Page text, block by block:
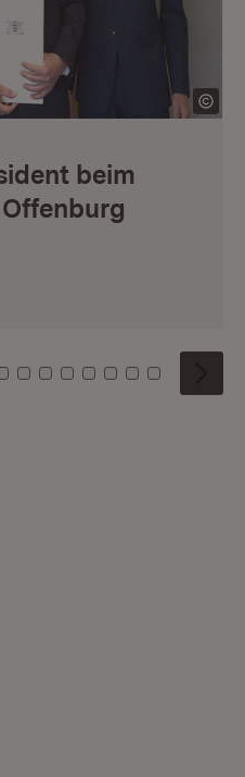
beim
3 4 5
Kachel: 6
Zu Kachel: 7
Zu Kachel: 8
Zu Kachel: 9
Zu Kachel: 10
Zu Kachel: 11
Zu Kachel: 12
Zu Kachel:
Zu